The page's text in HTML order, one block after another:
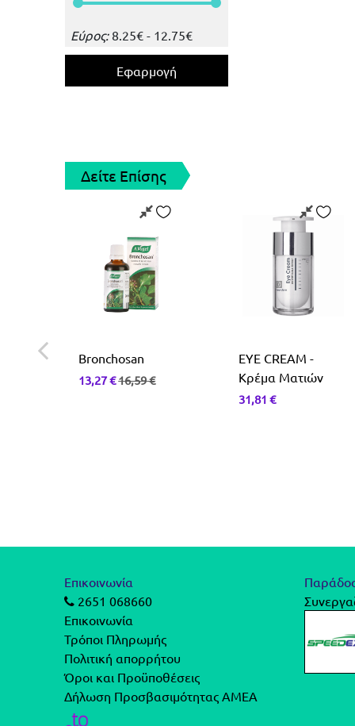
Εύρος: 8.25€ - 12.75€
Δείτε Επίσης
Bronchosan
13,27€16,59€
EYE CREAM -
Κρέμα Ματιών
31,81 €
Επικοινωνία
2651 068660
Επικοινωνία
Τρόποι Πληρωμής
Πολιτική απορρήτου
Όροι και Προϋποθέσεις
Δήλωση Προσβασιμότητας ΑΜΕΑ